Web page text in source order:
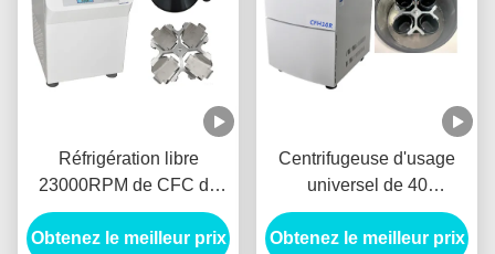
Réfrigération libre
23000RPM de CFC de
centrifugeuse de position
de plancher d'affichage à
Obtenez le meilleur prix
Centrifugeuse d'usage
universel de 40
programmes, 10000 t/mn
3A modèle Centrifuge de
Obtenez le meilleur prix